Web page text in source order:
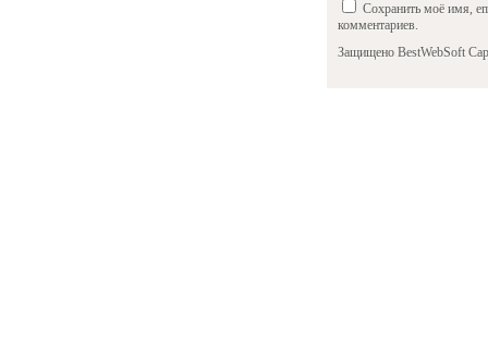
Сохранить моё имя,
комментариев.
Защищено BestWebSoft